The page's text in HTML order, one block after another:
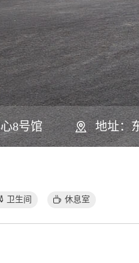
8号馆 地址：
卫生间 休息室